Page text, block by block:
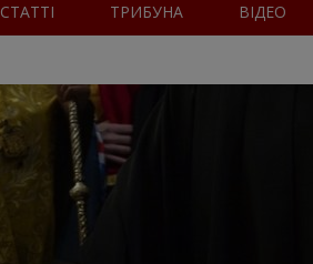
СТАТТІ ТРИБУНА ВІДЕО